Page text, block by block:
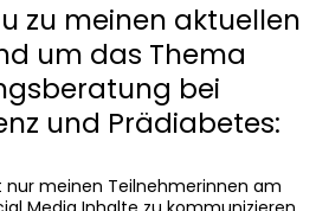
zu meinen aktuellen
um das Thema
bei
und Prädiabetes:
nur meinen Teilnehmerinnen am